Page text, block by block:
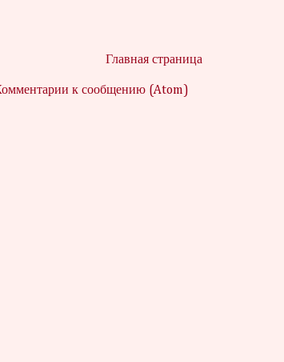
Главная страница
к сообщению (Atom)